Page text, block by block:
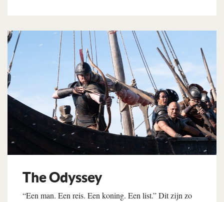
Lees verder
The Odyssey
“Een man. Een reis. Een koning. Een list.” Dit zijn zo